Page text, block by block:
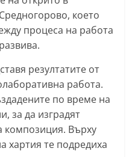
което
процеса на работа
резултатите от
работа.
по време на
за да изградят
композиция. Върху
хартия те подредиха